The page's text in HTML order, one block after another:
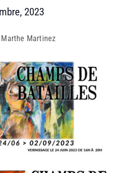
2023
Martinez